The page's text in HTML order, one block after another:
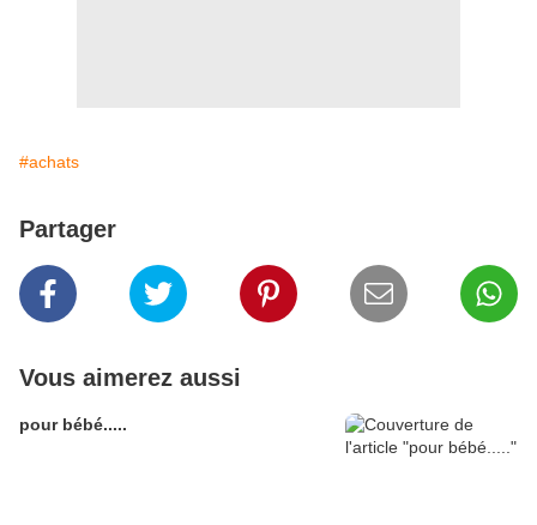
#achats
Partager
Vous aimerez aussi
pour bébé.....